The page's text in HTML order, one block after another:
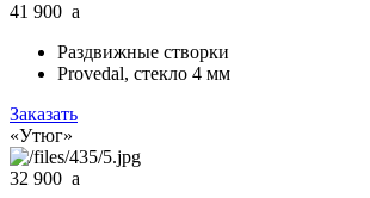
41 900 a
Раздвижные створки
Provedal, стекло 4 мм
Заказать
«Утюг»
32 900 a